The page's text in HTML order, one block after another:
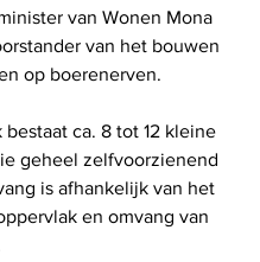
van Wonen Mona
van het bouwen
op boerenerven.
bestaat ca. 8 tot 12 kleine
geheel zelfvoorzienend
is afhankelijk van het
en omvang van